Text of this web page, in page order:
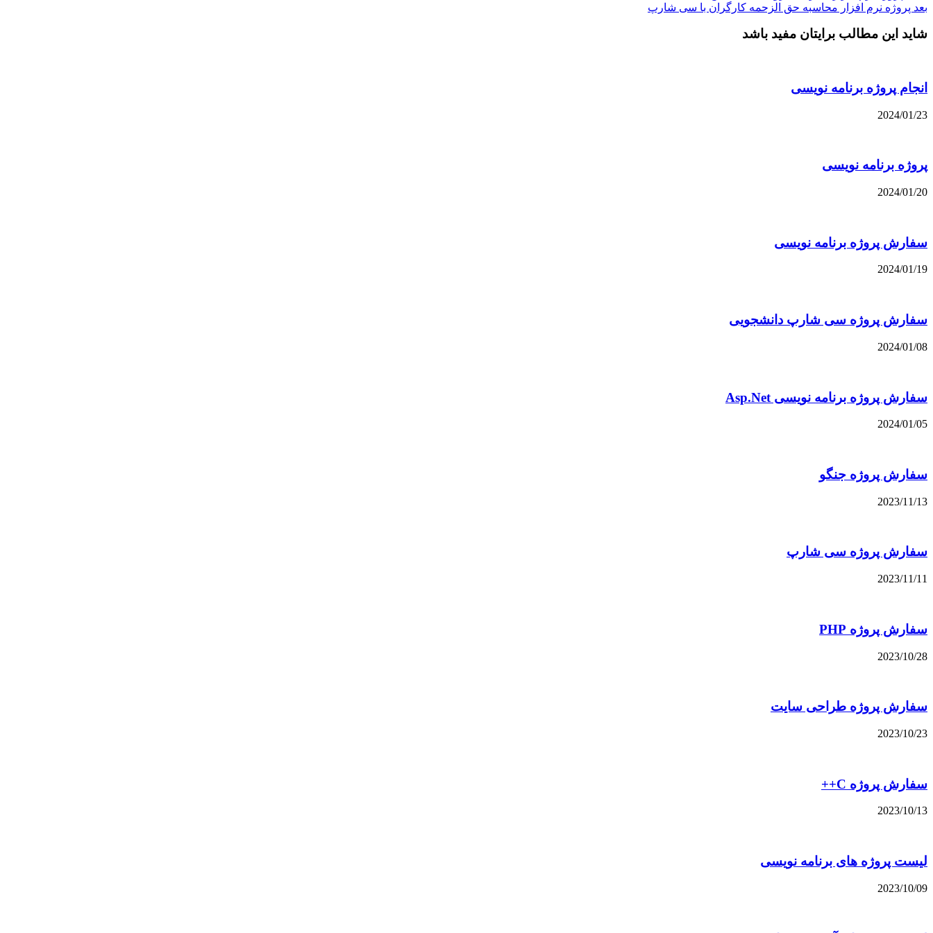
بعد پروژه نرم افزار محاسبه حق الزحمه کارگران با سی شارپ
شاید این مطالب برایتان مفید باشد
انجام پروژه برنامه نویسی
2024/01/23
پروژه برنامه نویسی
2024/01/20
سفارش پروژه برنامه نویسی
2024/01/19
سفارش پروژه سی شارپ دانشجویی
2024/01/08
سفارش پروژه برنامه نویسی Asp.Net
2024/01/05
سفارش پروژه جنگو
2023/11/13
سفارش پروژه سی شارپ
2023/11/11
سفارش پروژه PHP
2023/10/28
سفارش پروژه طراحی سایت
2023/10/23
سفارش پروژه C++
2023/10/13
لیست پروژه های برنامه نویسی
2023/10/09